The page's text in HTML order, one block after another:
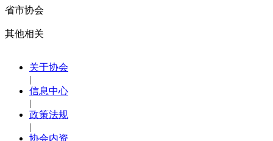
省市协会
其他相关
关于协会
|
信息中心
|
政策法规
|
协会内资